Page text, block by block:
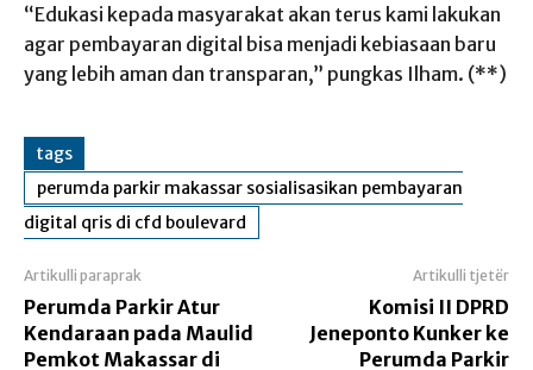
“Edukasi kepada masyarakat akan terus kami lakukan
agar pembayaran digital bisa menjadi kebiasaan baru
yang lebih aman dan transparan,” pungkas Ilham. (**)
tags
perumda parkir makassar sosialisasikan pembayaran
digital qris di cfd boulevard
Artikulli paraprak
Perumda Parkir Atur
Kendaraan pada Maulid
Pemkot Makassar di
Artikulli tjetër
Komisi II DPRD
Jeneponto Kunker ke
Perumda Parkir